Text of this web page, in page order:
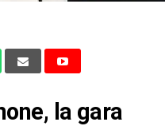
la gara